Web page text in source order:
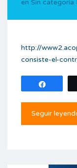
en Sin categoría
http://
consiste-el-
Seguir